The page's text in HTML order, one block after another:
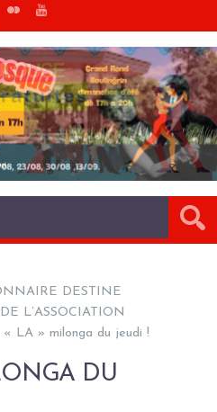
DESTINE
L’ASSOCIATION
« LA » milonga du jeudi !
DU